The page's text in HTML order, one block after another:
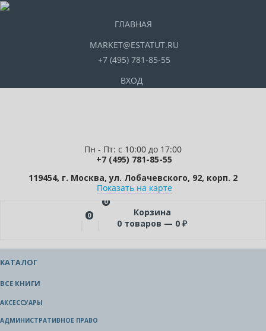
ГЛАВНАЯ
MARKET@ESTATUT.RU
+7 (495) 781-85-55
ВХОД
Пн - Пт: с 10:00 до 17:00
+7 (495) 781-85-55
119454, г. Москва, ул. Лобачевского, 92, корп. 2
Показать на карте
0
0
Корзина
0 товаров — 0 ₽
КАТАЛОГ
ВСЕ КНИГИ
АКСЕССУАРЫ
АДМИНИСТРАТИВНОЕ ПРАВО